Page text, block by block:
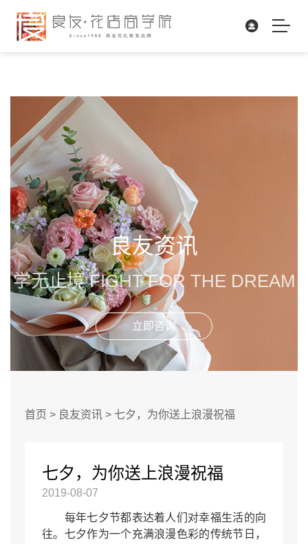
良友资讯
学无止境 FIGHT FOR THE DREAM
立即咨询
首页 > 良友资讯> 七夕，为你送上浪漫祝福
七夕，为你送上浪漫祝福
2019-08-07
每年七夕节都表达着人们对幸福生活的向
往。七夕作为一个充满浪漫色彩的传统节日，